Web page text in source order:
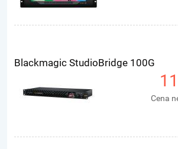
Blackmagic StudioBridge 100G
Cena